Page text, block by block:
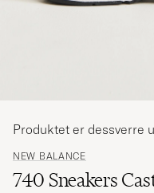
NEW BALANCE
740 Sneakers
Produktet er dessverre